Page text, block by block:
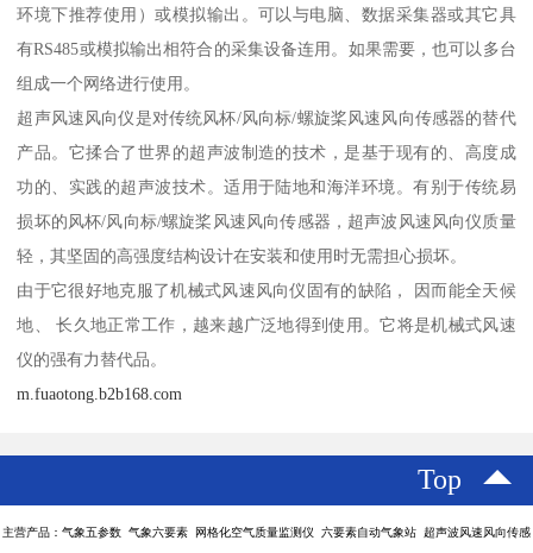
环境下推荐使用）或模拟输出。可以与电脑、数据采集器或其它具
有RS485或模拟输出相符合的采集设备连用。如果需要，也可以多台
组成一个网络进行使用。
超声风速风向仪是对传统风杯/风向标/螺旋桨风速风向传感器的替代
产品。它揉合了世界的超声波制造的技术，是基于现有的、高度成
功的、实践的超声波技术。适用于陆地和海洋环境。有别于传统易
损坏的风杯/风向标/螺旋桨风速风向传感器，超声波风速风向仪质量
轻，其坚固的高强度结构设计在安装和使用时无需担心损坏。
由于它很好地克服了机械式风速风向仪固有的缺陷， 因而能全天候
地、 长久地正常工作，越来越广泛地得到使用。它将是机械式风速
仪的强有力替代品。
m.fuaotong.b2b168.com
Top
主营产品：气象五参数 气象六要素 网格化空气质量监测仪 六要素自动气象站 超声波风速风向传感